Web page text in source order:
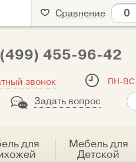
Сравнение 0
(499) 455-96-42
звонок ПН-ВС
Задать вопрос
для Мебель для
Детской